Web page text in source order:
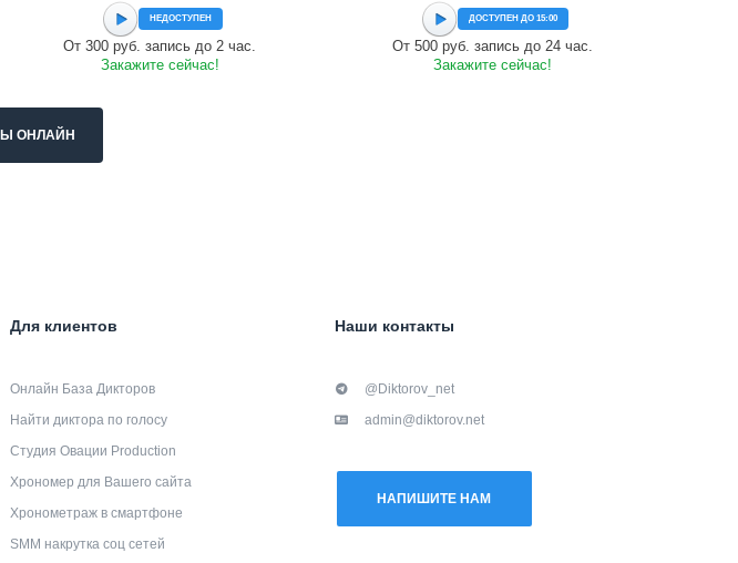
НЕДОСТУПЕН
От 300 руб. запись до 2 час.
Закажите сейчас!
ДОСТУПЕН ДО 15:00
От 500 руб. запись до 24 час.
Закажите сейчас!
ОНЛАЙН
Для клиентов
Онлайн База Дикторов
Найти диктора по голосу
Студия Овации Production
Хрономер для Вашего сайта
Хронометраж в смартфоне
SMM накрутка соц сетей
Наши контакты
@Diktorov_net
admin@diktorov.net
НАПИШИТЕ НАМ